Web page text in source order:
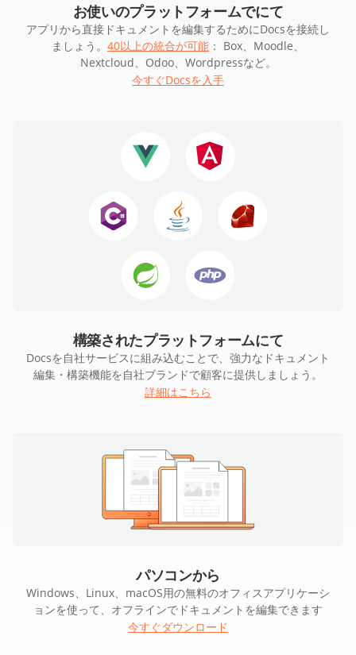
お使いのプラットフォームでにて
アプリから直接ドキュメントを編集するためにDocsを接続し
ましょう。 40以上の統合が可能 ： Box、Moodle、
Nextcloud、Odoo、Wordpressなど。
今すぐDocsを入手
構築されたプラットフォームにて
Docsを自社サービスに組み込むことで、強力なドキュメント
編集・構築機能を自社ブランドで顧客に提供しましょう。
詳細はこちら
パソコンから
Windows、Linux、macOS用の無料のオフィスアプリケーシ
ョンを使って、オフラインでドキュメントを編集できます
今すぐダウンロード